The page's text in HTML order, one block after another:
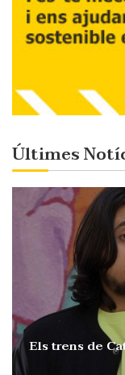
Últimes
Els trens de